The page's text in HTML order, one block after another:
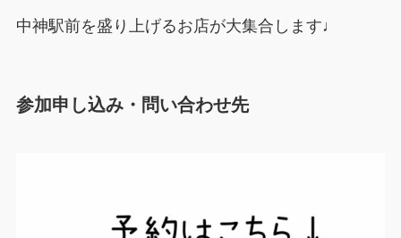
中神駅前を盛り上げるお店が大集合します♩
参加申し込み・問い合わせ先